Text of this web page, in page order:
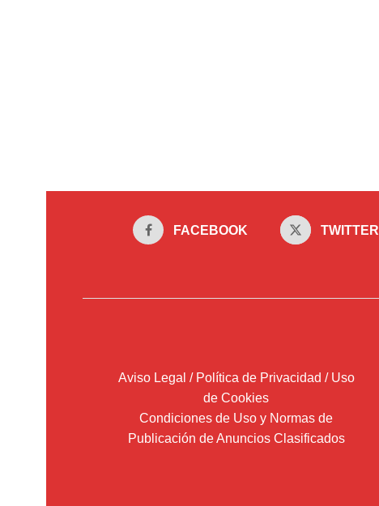
FACEBOOK TWITTER
Aviso Legal / Política de Privacidad / Uso
de Cookies
Condiciones de Uso y Normas de
Publicación de Anuncios Clasificados